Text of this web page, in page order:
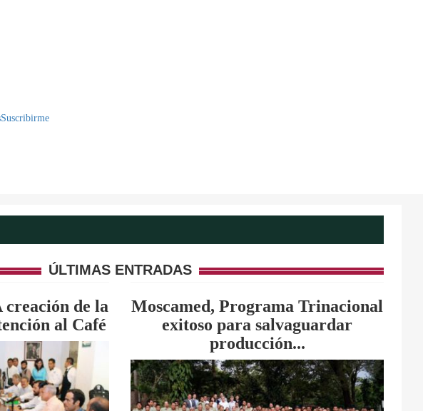
Suscribirme
ÚLTIMAS ENTRADAS
de la
al Café
Moscamed, Programa Trinacional
exitoso para salvaguardar
producción...